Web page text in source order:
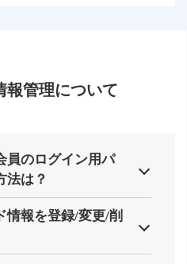
報管理について
員のログイン用パ
法は？
情報を登録/変更/削